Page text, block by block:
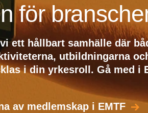
för
ett hållbart samhälle där
utbildningarna
i din yrkesroll. Gå med i
av medlemskap i EMTF